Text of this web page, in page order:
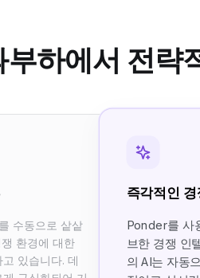
부하에서 전략
수동으로 샅샅
환경에 대한
있습니다. 데
즉각적인
Ponder를 사
브한 경쟁 인
의 AI는 자동